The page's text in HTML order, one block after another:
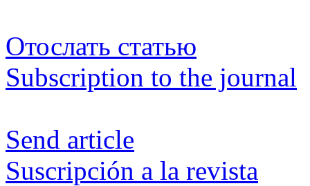
Отослать статью
Subscription to the journal
Send article
Suscripción a la revista